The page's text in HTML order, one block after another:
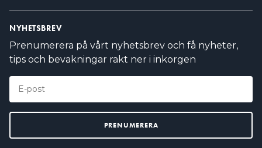
NYHETSBREV
Prenumerera på vårt nyhetsbrev och få nyheter,
tips och bevakningar rakt ner i inkorgen